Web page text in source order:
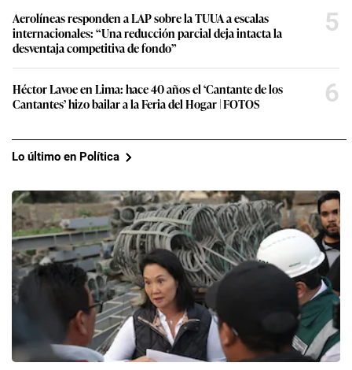
Aerolíneas responden a LAP sobre la TUUA a escalas
internacionales: “Una reducción parcial deja intacta la
desventaja competitiva de fondo”
5
Héctor Lavoe en Lima: hace 40 años el ‘Cantante de los
Cantantes’ hizo bailar a la Feria del Hogar | FOTOS
6
Lo último en Política